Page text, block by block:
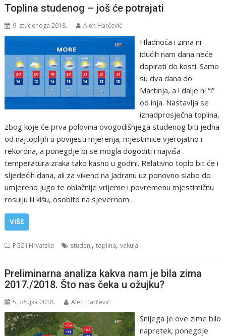
Toplina studenog – još će potrajati
9. studenoga 2018. Alen Harčević
Hladnoća i zima ni
idućih nam dana neće
dopirati do kosti. Samo
su dva dana do
Martinja, a i dalje ni “i”
od inja. Nastavlja se
iznadprosječna toplina,
zbog koje će prva polovina ovogodišnjega studenog biti jedna
od najtoplijih u povijesti mjerenja, mjestimice vjerojatno i
rekordna, a ponegdje bi se mogla dogoditi i najviša
temperatura zraka tako kasno u godini. Relativno toplo bit će i
sljedećih dana, ali za vikend na Jadranu uz ponovno slabo do
umjereno jugo te oblačnije vrijeme i povremenu mjestimičnu
rosulju ili kišu, osobito na sjevernom…
VIŠE
PGŽ i Hrvatska studeni,toplina,vakula
Preliminarna analiza kakva nam je bila zima
2017./2018. Što nas čeka u ožujku?
5. ožujka 2018. Alen Harčević
Snijega je ove zime bilo
napretek, ponegdje